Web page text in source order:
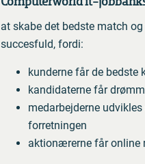
at skabe det bedste match
succesfuld, fordi:
kunderne får de bedste
kandidaterne får
medarbejderne
forretningen
aktionærerne får online